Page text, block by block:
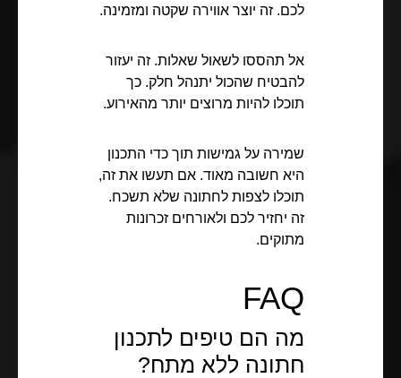
לכם. זה יוצר אווירה שקטה ומזמינה.
אל תהססו לשאול שאלות. זה יעזור
להבטיח שהכול יתנהל חלק. כך
תוכלו להיות מרוצים יותר מהאירוע.
שמירה על גמישות תוך כדי התכנון
היא חשובה מאוד. אם תעשו את זה,
תוכלו לצפות לחתונה שלא תשכח.
זה יחזיר לכם ולאורחים זכרונות
מתוקים.
FAQ
מה הם טיפים לתכנון
חתונה ללא מתח?